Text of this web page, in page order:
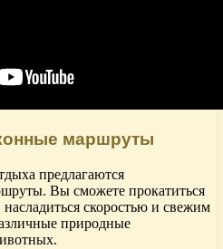
маршруты
предлагаются
Вы сможете прокатиться
скоростью и свежим
природные